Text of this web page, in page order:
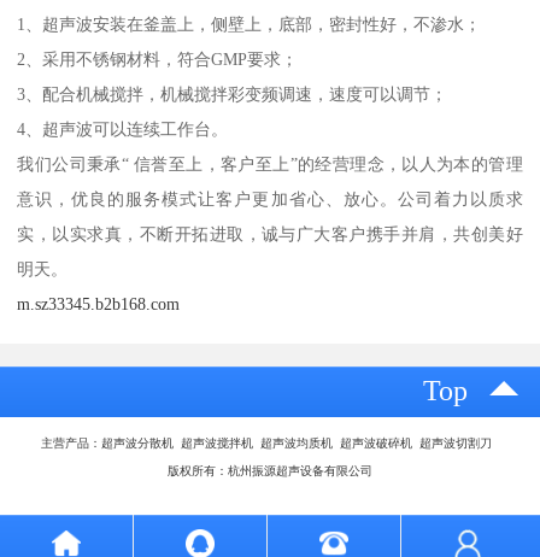
1、超声波安装在釜盖上，侧壁上，底部，密封性好，不渗水；
2、采用不锈钢材料，符合GMP要求；
3、配合机械搅拌，机械搅拌彩变频调速，速度可以调节；
4、超声波可以连续工作台。
我们公司秉承“ 信誉至上，客户至上”的经营理念，以人为本的管理
意识，优良的服务模式让客户更加省心、放心。公司着力以质求
实，以实求真，不断开拓进取，诚与广大客户携手并肩，共创美好
明天。
m.sz33345.b2b168.com
Top
主营产品：超声波分散机 超声波搅拌机 超声波均质机 超声波破碎机 超声波切割刀
版权所有：杭州振源超声设备有限公司